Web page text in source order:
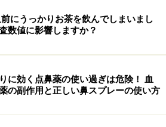
にすることで、ごく一部を皮下ま
能にしています。ただし、同じよ
物を作ったとしても、どれもが皮
ではありません。薬を作る過程で
を高めるために、特別な添加物を
されています。もし皮膚に貼るだ
も効果を発揮できるなら、非常に
にうっかりお茶を飲んでしまいまし
数値に影響しますか？
に効く点鼻薬の使い過ぎは危険！ 血
の副作用と正しい鼻スプレーの使い方